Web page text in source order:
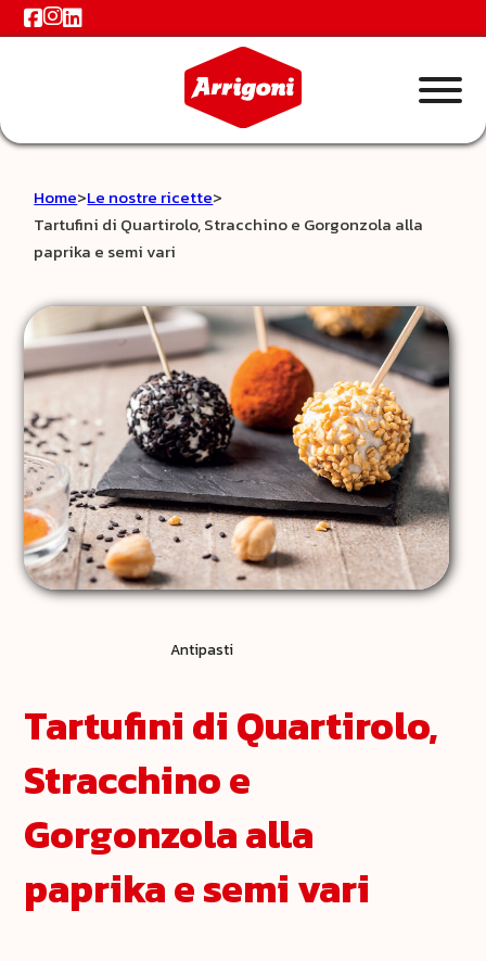
Home>Le nostre ricette>
Tartufini di Quartirolo, Stracchino e Gorgonzola alla
paprika e semi vari
Antipasti
Tartufini di Quartirolo,
Stracchino e
Gorgonzola alla
paprika e semi vari